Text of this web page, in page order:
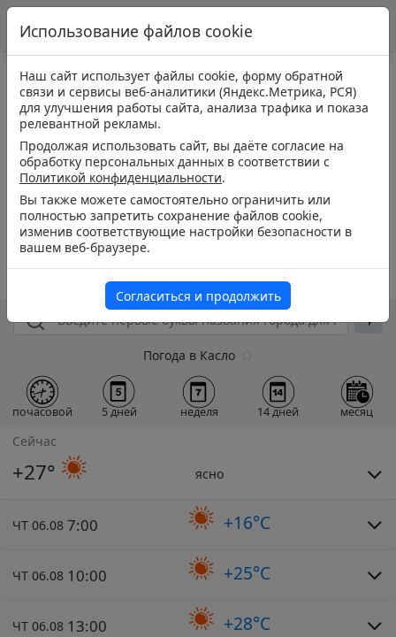
Погода в Касло
почасовой 5 дней неделя 14 дней месяц
Сейчас
+27° ясно
ЧТ 06.08 7:00 +16°C
ЧТ 06.08 10:00 +25°C
ЧТ 06.08 13:00 +28°C
Использование файлов cookie
Наш сайт использует файлы cookie, форму обратной
связи и сервисы веб-аналитики (Яндекс.Метрика, РСЯ)
для улучшения работы сайта, анализа трафика и показа
релевантной рекламы.
Продолжая использовать сайт, вы даёте согласие на
обработку персональных данных в соответствии с
Политикой конфиденциальности.
Вы также можете самостоятельно ограничить или
полностью запретить сохранение файлов cookie,
изменив соответствующие настройки безопасности в
вашем веб-браузере.
Согласиться и продолжить